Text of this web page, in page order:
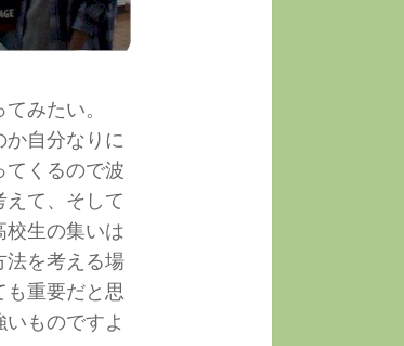
みたい。
か自分なりに
てくるので波
て、そして
校生の集いは
法を考える場
も重要だと思
ものですよ